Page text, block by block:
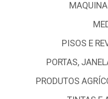
PISOS E
PORTAS,
PRODUTOS